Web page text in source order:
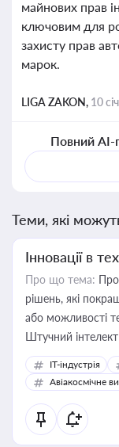
майнових прав
ключовим для
захисту прав
марок.
LIGA ZAKON, 10
Повний AI-
Теми, які
Інновації в
Про що тема:
рішень, які
або можливості
Штучний
IT-індустрія
Авіакосмічне